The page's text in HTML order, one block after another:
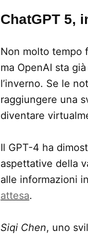
ChatGPT 5,
Non molto tempo
ma OpenAI sta
l’inverno. Se le
raggiungere una
diventare
Il GPT-4 ha
aspettative della
alle informazioni
attesa.
Siqi Chen, uno